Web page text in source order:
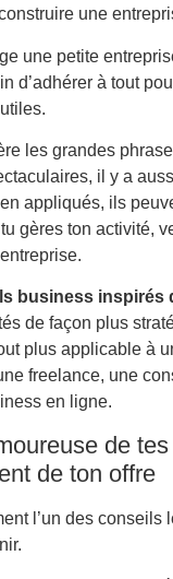
une
une petite
d’adhérer à tout
les grandes
il y a
appliqués, ils
gères ton activité,
business inspirés
de façon plus
plus applicable à
freelance, une
en ligne.
de
de ton offre
l’un des conseils